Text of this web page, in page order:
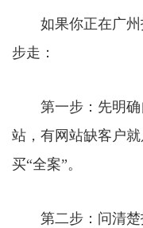
如果你正在广州
步走：
第一步：先明确
站，有网站缺客户
买“全案”。
第二步：问清楚